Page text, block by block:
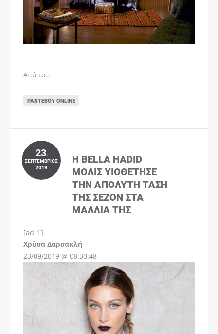
Από το…
ΡΑΝΤΕΒΟΎ ONLINE
23.
ΣΕΠΤΈΜΒΡΙΟΣ
2019
Η BELLA HADID
ΜΌΛΙΣ ΥΙΟΘΈΤΗΣΕ
ΤΗΝ ΑΠΌΛΥΤΗ ΤΆΣΗ
ΤΗΣ ΣΕΖΌΝ ΣΤΑ
ΜΑΛΛΙΆ ΤΗΣ
[ad_1]
Χρύσα Δαρσακλή
23/09/2019 @ 08:30:48